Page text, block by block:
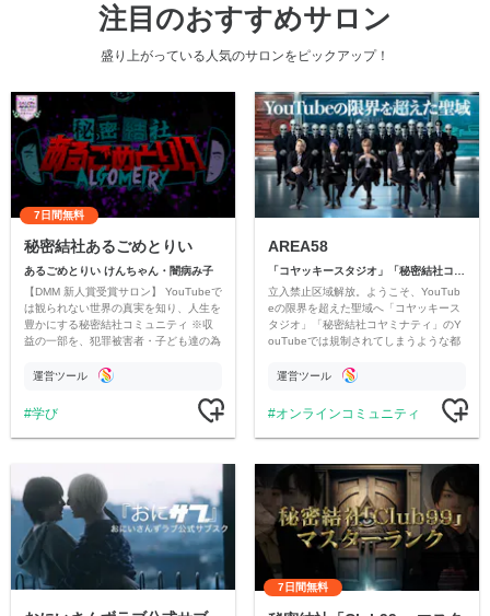
注目のおすすめサロン
盛り上がっている人気のサロンをピックアップ！
7日間無料
秘密結社あるごめとりい
あるごめとりい けんちゃん・闇病み子
【DMM 新人賞受賞サロン】 YouTubeで
は観られない世界の真実を知り、人生を
豊かにする秘密結社コミュニティ ※収
益の一部を、犯罪被害者・子ども達の為
す運営ツール
学び
AREA58
立入禁止区域解放。ようこそ、YouTub
eの限界を超えた聖域へ「コヤッキース
タジオ」「秘密結社コヤミナティ」のY
ouTubeでは規制されてしまうような都
公開。
運営ツール
オンラインコミュニティ
7日間無料